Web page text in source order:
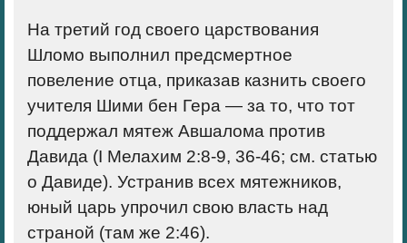
На третий год своего царствования
Шломо выполнил предсмертное
повеление отца, приказав казнить своего
учителя Шими бен Гера — за то, что тот
поддержал мятеж Авшалома против
Давида (I Мелахим 2:8-9, 36-46; см. статью
о Давиде). Устранив всех мятежников,
юный царь упрочил свою власть над
страной (там же 2:46).